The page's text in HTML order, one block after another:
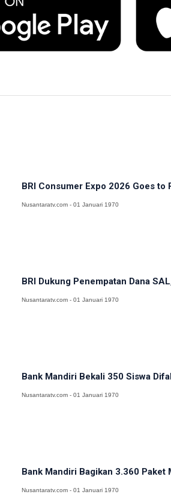
BRI Consumer Expo 2026 Goes to
Nusantaratv.com - 01 Januari 1970
BRI Dukung Penempatan Dana
Nusantaratv.com - 01 Januari 1970
Bank Mandiri Bekali 350 Siswa
Nusantaratv.com - 01 Januari 1970
Bank Mandiri Bagikan 3.360 Paket
Nusantaratv.com - 01 Januari 1970